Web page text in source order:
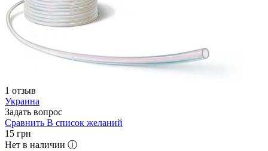
1 отзыв
Украина
Задать вопрос
Сравнить В список желаний
15 грн
Нет в наличии ⓘ